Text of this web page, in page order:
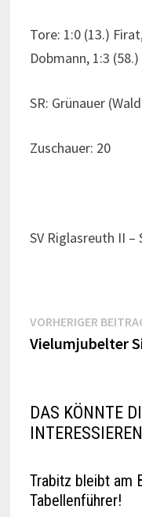
Tore: 1:0 (13.)
Dobmann, 1:3
SR: Grünauer
Zuschauer: 20
SV Riglasreuth II
VORHERIGER
Vielumjubelter
DAS KÖNNTE
INTERESSIEREN
Trabitz bleibt am
Tabellenführer!